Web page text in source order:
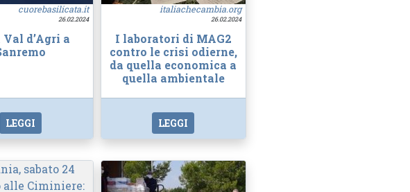
cuorebasilicata.it
26.02.2024
d’Agri a
LEGGI
italiachecambia.org
26.02.2024
I laboratori di MAG2
contro le crisi odierne,
da quella economica a
quella ambientale
LEGGI